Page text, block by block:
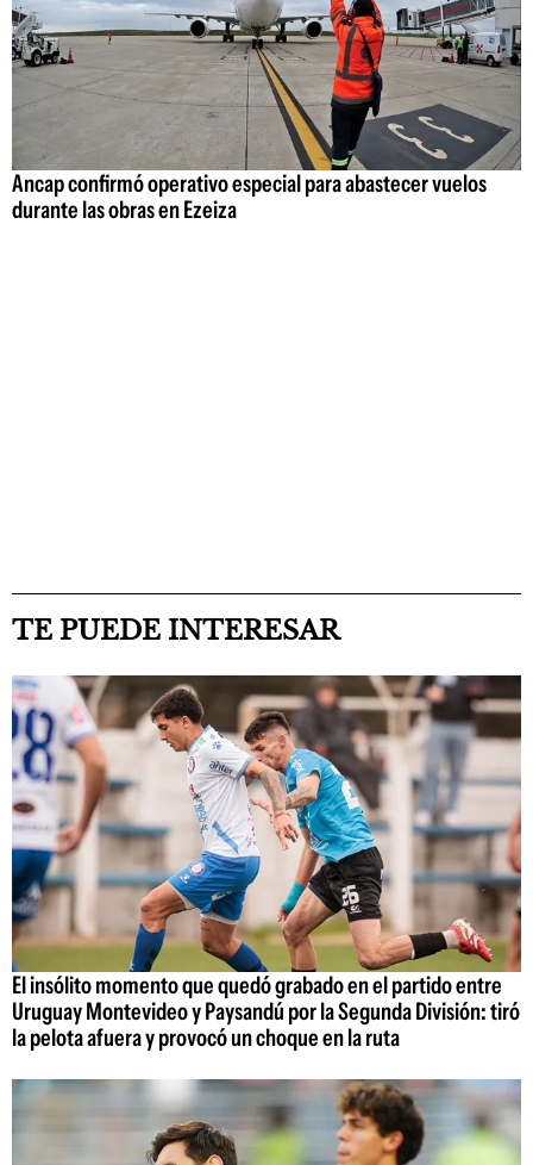
Ancap confirmó operativo especial para abastecer vuelos
durante las obras en Ezeiza
TE PUEDE INTERESAR
El insólito momento que quedó grabado en el partido entre
Uruguay Montevideo y Paysandú por la Segunda División: tiró
la pelota afuera y provocó un choque en la ruta